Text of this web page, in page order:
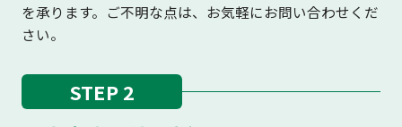
を承ります。ご不明な点は、お気軽にお問い合わせくだ
さい。
STEP 2